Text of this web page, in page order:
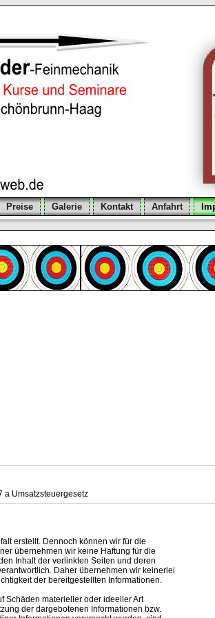
Preise Galerie Kontakt Anfahrt
a Umsatzsteuergesetz
erstellt. Dennoch können wir für die
übernehmen wir keine Haftung für die
Inhalt der verlinkten Seiten und deren
Daher übernehmen wir keinerlei
der bereitgestellten Informationen.
Schäden materieller oder ideeller Art
der dargebotenen Informationen bzw.